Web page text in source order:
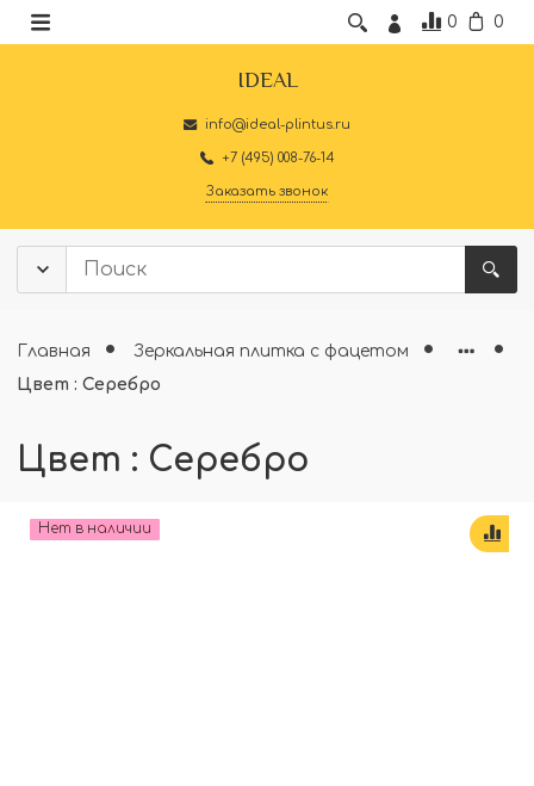
0 0
IDEAL
info@ideal-plintus.ru
+7 (495) 008-76-14
Заказать звонок
Главная
Зеркальная плитка с фацетом
Цвет : Серебро
Цвет : Серебро
Нет в наличии